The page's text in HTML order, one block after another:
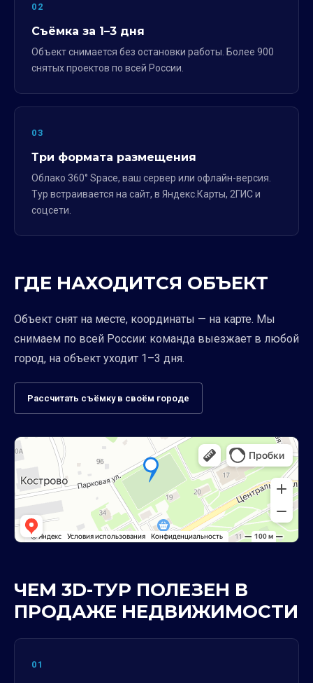
02
Съёмка за 1–3 дня
Объект снимается без остановки работы. Более 900
снятых проектов по всей России.
03
Три формата размещения
Облако 360° Space, ваш сервер или офлайн-версия.
Тур встраивается на сайт, в Яндекс.Карты, 2ГИС и
соцсети.
ГДЕ НАХОДИТСЯ ОБЪЕКТ
Объект снят на месте, координаты — на карте. Мы
снимаем по всей России: команда выезжает в любой
город, на объект уходит 1–3 дня.
Рассчитать съёмку в своём городе
ЧЕМ 3D-ТУР ПОЛЕЗЕН В
ПРОДАЖЕ НЕДВИЖИМОСТИ
01